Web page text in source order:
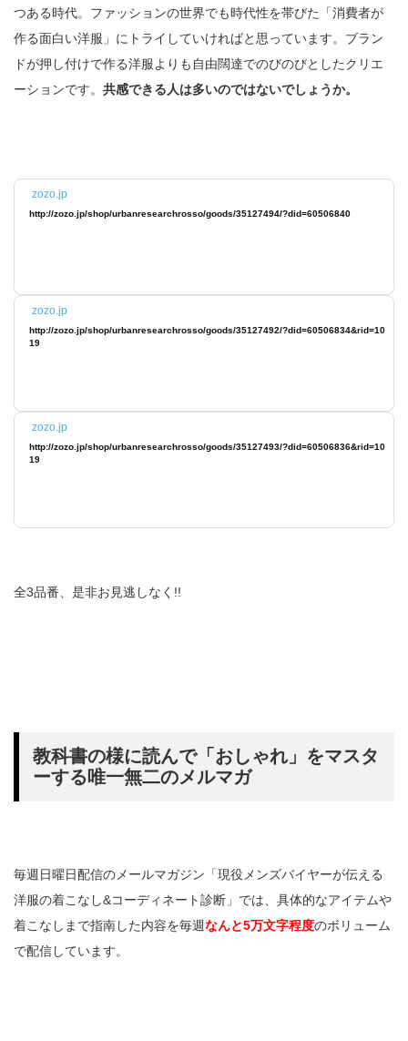
つある時代。ファッションの世界でも時代性を帯びた「消費者が
作る面白い洋服」にトライしていければと思っています。ブラン
ドが押し付けで作る洋服よりも自由闊達でのびのびとしたクリエ
ーションです。 共感できる人は多いのではないでしょうか。
zozo.jp
http://zozo.jp/shop/urbanresearchrosso/goods/35127494/?did=60506840
zozo.jp
http://zozo.jp/shop/urbanresearchrosso/goods/35127492/?did=60506834&rid=10
19
zozo.jp
http://zozo.jp/shop/urbanresearchrosso/goods/35127493/?did=60506836&rid=10
19
全3品番、是非お見逃しなく!!
教科書の様に読んで「おしゃれ」をマスタ
ーする唯一無二のメルマガ
毎週日曜日配信のメールマガジン「現役メンズバイヤーが伝える
洋服の着こなし&コーディネート診断」では、具体的なアイテムや
着こなしまで指南した内容を毎週なんと5万文字程度のボリューム
で配信しています。